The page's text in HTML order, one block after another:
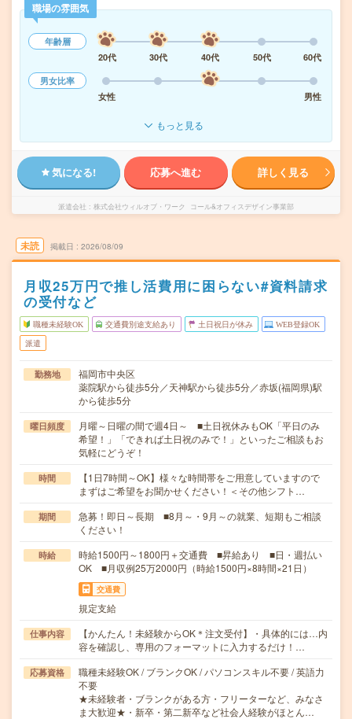
職場の雰囲気
年齢層
20代
30代 40代 50代
60代
男女比率
女性
男性
もっと見る
気になる! 応募へ進む 詳しく見る
派遣会社 株式会社ウィルオブ・ワーク コール&オフィスデザイン事業部
未読 掲載日 2026/08/09
月収25万円で推し活費用に困らない#資料請求
の受付など
職種未経験OK 交通費別途支給あり 土日祝日が休み WEB登録OK
派遣
勤務地
福岡市中央区
薬院駅から徒歩5分／天神駅から徒歩5分／赤坂(福岡県)駅
から徒歩5分
曜日頻度
月曜～日曜の間で週4日～ ■土日祝休みもOK「平日のみ
希望！」「できれば土日祝のみで！」といったご相談もお
気軽にどうぞ！
時間
【1日7時間～OK】様々な時間帯をご用意していますので
まずはご希望をお聞かせください！＜その他シフト…
期間
急募！即日～長期 ■8月～・9月～の就業、短期もご相談
ください！
時給
時給1500円～1800円＋交通費 ■昇給あり ■日・週払い
OK ■月収例25万2000円（時給1500円×8時間×21日）
交通費
規定支給
仕事内容
【かんたん！未経験からOK＊注文受付】・具体的には…内
容を確認し、専用のフォーマットに入力するだけ！…
応募資格
職種未経験OK / ブランクOK / パソコンスキル不要 / 英語力
不要
★未経験者・ブランクがある方・フリーターなど、みなさ
ま大歓迎★・新卒・第二新卒など社会人経験がほとん…